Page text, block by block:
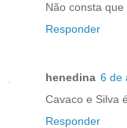
Não consta
Responder
henedina 6 de
Cavaco e Silva
Responder